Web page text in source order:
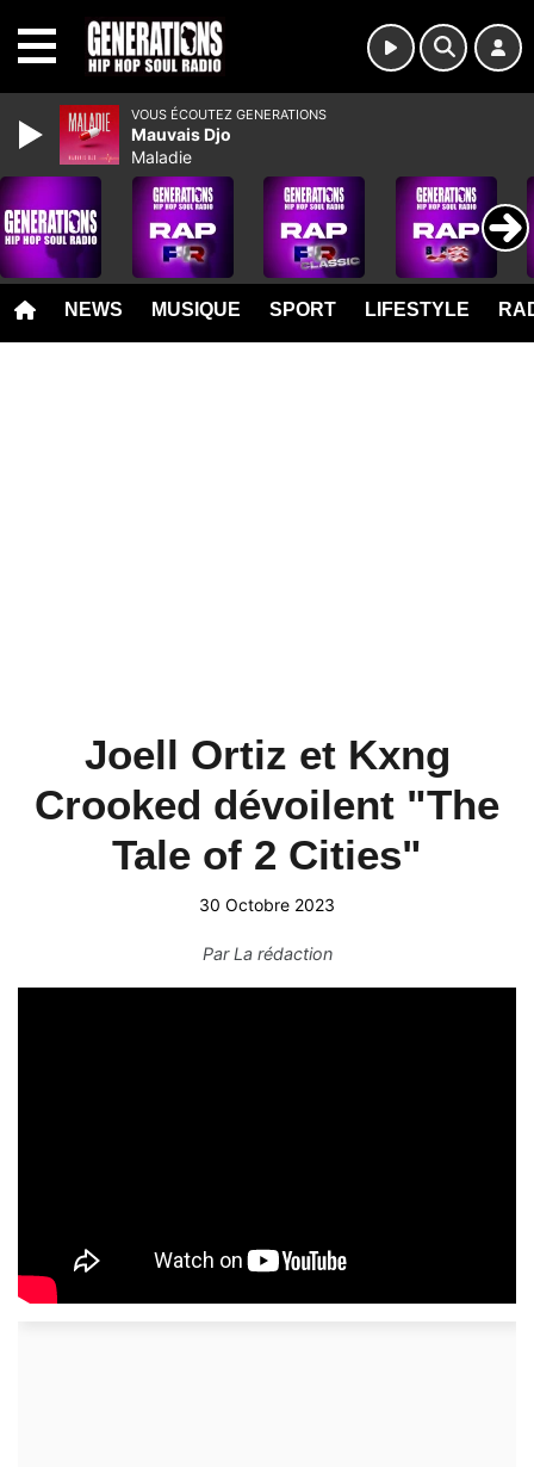
NEWS MUSIQUE SPORT LIFESTYLE
Joell Ortiz et Kxng
Crooked dévoilent "The
Tale of 2 Cities"
30 Octobre 2023
ParLa rédaction
VOUS ÉCOUTEZ GENERATIONS
Mauvais Djo
Maladie